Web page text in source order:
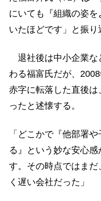
にいても『組織の姿
いたほどです」と振り
退社後は中小企業な
わる福富氏だが、
赤字に転落した直後
ったと述懐する。
「どこかで『他部署
る』という妙な安心
す。その時点ではま
く遅い会社だった」